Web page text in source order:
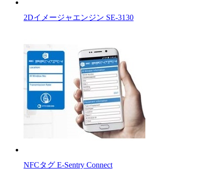
2Dイメージャエンジン SE-3130
NFCタグ E-Sentry Connect